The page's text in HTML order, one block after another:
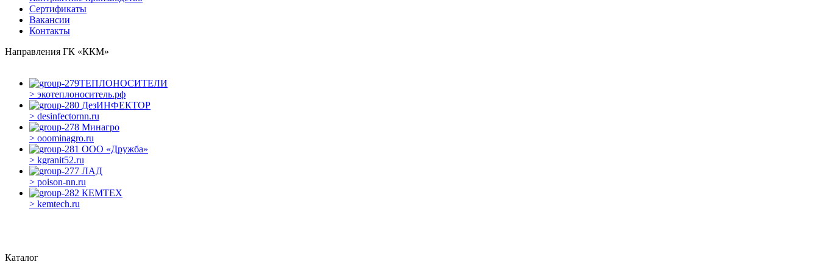
Сертификаты
Вакансии
Контакты
Направления ГК «ККМ»
ТЕПЛОНОСИТЕЛИ
> экотеплоноситель.рф
ДезИНФЕКТОР
> desinfectornn.ru
Минагро
> ooominagro.ru
ООО «Дружба»
> kgranit52.ru
ЛАД
> poison-nn.ru
КЕМТЕХ
> kemtech.ru
Каталог